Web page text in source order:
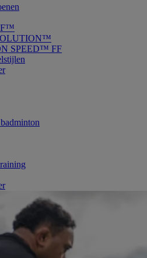
SPEED™ FF